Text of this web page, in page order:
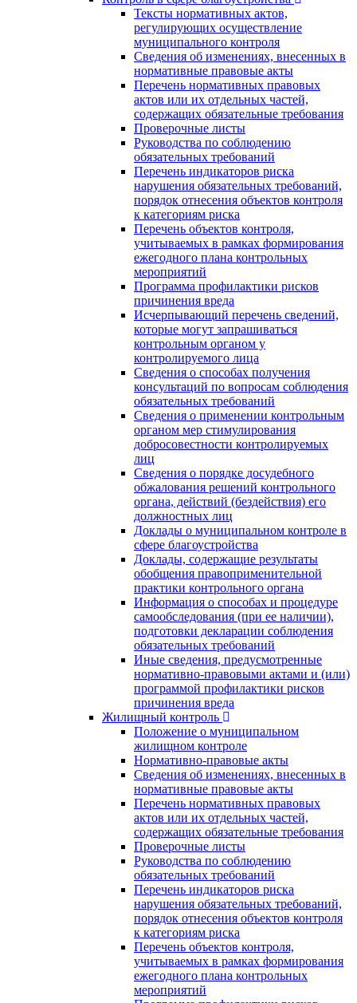
Тексты нормативных актов,
регулирующих осуществление
муниципального контроля
Сведения об изменениях, внесенных в
нормативные правовые акты
Перечень нормативных правовых
актов или их отдельных частей,
содержащих обязательные требования
Проверочные листы
Руководства по соблюдению
обязательных требований
Перечень индикаторов риска
нарушения обязательных требований,
порядок отнесения объектов контроля
к категориям риска
Перечень объектов контроля,
учитываемых в рамках формирования
ежегодного плана контрольных
мероприятий
Программа профилактики рисков
причинения вреда
Исчерпывающий перечень сведений,
которые могут запрашиваться
контрольным органом у
контролируемого лица
Сведения о способах получения
консультаций по вопросам соблюдения
обязательных требований
Сведения о применении контрольным
органом мер стимулирования
добросовестности контролируемых
лиц
Сведения о порядке досудебного
обжалования решений контрольного
органа, действий (бездействия) его
должностных лиц
Доклады о муниципальном контроле в
сфере благоустройства
Доклады, содержащие результаты
обобщения правоприменительной
практики контрольного органа
Информация о способах и процедуре
самообследования (при ее наличии),
подготовки декларации соблюдения
обязательных требований
Иные сведения, предусмотренные
нормативно-правовыми актами и (или)
программой профилактики рисков
причинения вреда
Жилищный контроль
Положение о муниципальном
жилищном контроле
Нормативно-правовые акты
Сведения об изменениях, внесенных в
нормативные правовые акты
Перечень нормативных правовых
актов или их отдельных частей,
содержащих обязательные требования
Проверочные листы
Руководства по соблюдению
обязательных требований
Перечень индикаторов риска
нарушения обязательных требований,
порядок отнесения объектов контроля
к категориям риска
Перечень объектов контроля,
учитываемых в рамках формирования
ежегодного плана контрольных
мероприятий